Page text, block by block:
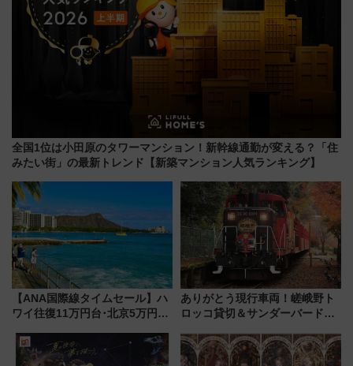
全国1位は小田原のタワーマンション！新幹線通勤が変える？「住
みたい街」の最新トレンド【新築マンション人気ランキング】
【ANA国際線タイムセール】ハ
ワイ往復11万円台･北京5万円台
来春のGW旅行まで狙える激ア
ツ路線まとめ（8/10まで）
ありがとう現行車両！嵯峨野ト
ロッコ貸切＆サンダーバードレ
斉藤雪乃＆福原トシヒロと行
く！9月13日「京都の鉄道満喫